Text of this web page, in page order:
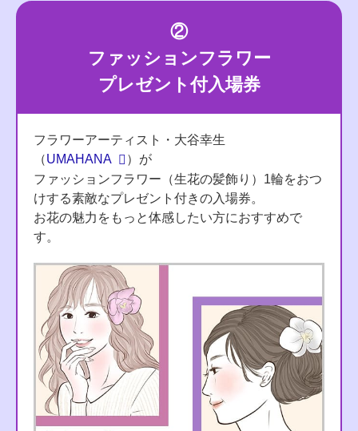
②
ファッションフラワー
プレゼント付入場券
フラワーアーティスト・大谷幸生
（UMAHANA
）が
ファッションフラワー（生花の髪飾り）1輪をおつ
けする素敵なプレゼント付きの入場券。
お花の魅力をもっと体感したい方におすすめで
す。